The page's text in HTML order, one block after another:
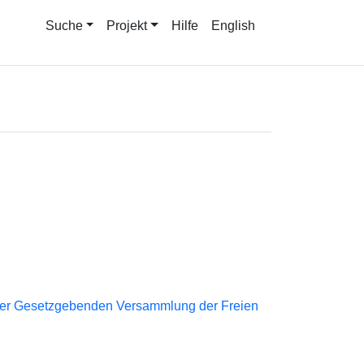
Suche Projekt Hilfe English
Gesetzgebenden Versammlung der Freien